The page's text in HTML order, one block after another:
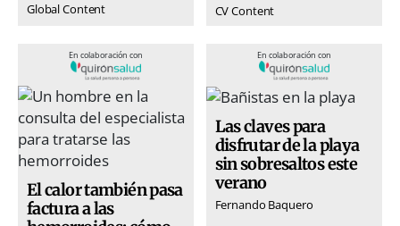
Global Content CV Content
En colaboración con
El calor también pasa
factura a las
En colaboración con
Las claves para
disfrutar de la playa
sin sobresaltos este
verano
Fernando Baquero